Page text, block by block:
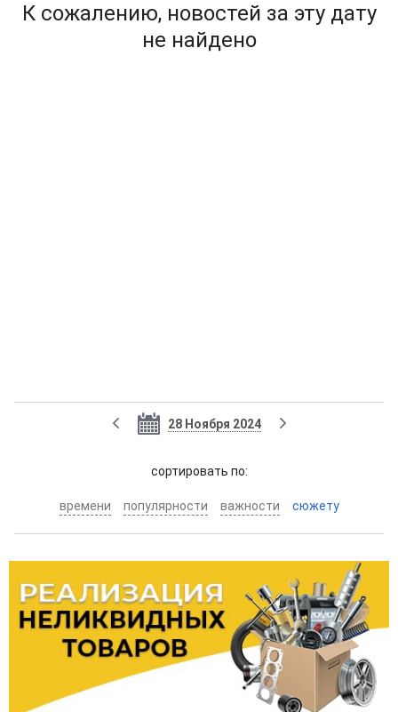
К сожалению, новостей за эту дату
не найдено
28 Ноября 2024
cортировать по:
времени популярности важности сюжету